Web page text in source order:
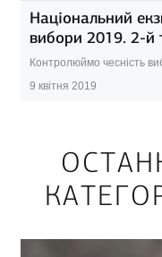
Національний
вибори 2019. 2-й
Контролюймо чесність
9 квітня 2019